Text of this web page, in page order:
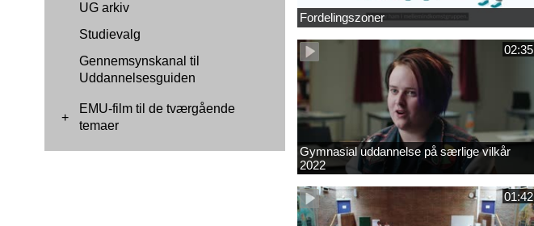
UG arkiv
Studievalg
Gennemsynskanal til
Uddannelsesguiden
+
EMU-film til de tværgående
temaer
Fordelingszoner
02:35
Gymnasial uddannelse på særlige vilkår
2022
01:42